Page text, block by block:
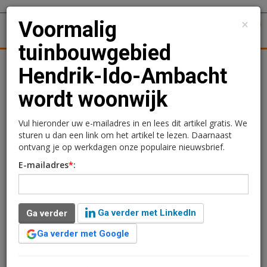
Woningmarkt
Voormalig
tuinbouwgebied Hendrik-
Ido-Ambacht wordt
woonwijk
Kimberly Camu
26 juli 2017 om 15:41
1 minuut leestijd
In De Volgerlanden-West te Hendrik-Ido-Ambacht,
×
Voormalig
tuinbouwgebied
Hendrik-Ido-Ambacht
wordt woonwijk
Vul hieronder uw e-mailadres in en lees dit artikel gratis. We
sturen u dan een link om het artikel te lezen. Daarnaast
ontvang je op werkdagen onze populaire nieuwsbrief.
E-mailadres*:
Ga verder
Ga verder met LinkedIn
Ga verder met Google